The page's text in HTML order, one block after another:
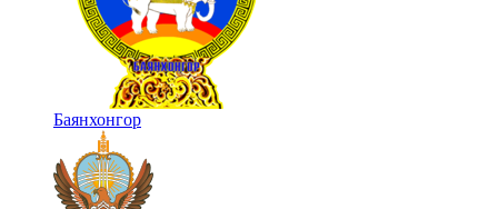
Баянхонгор